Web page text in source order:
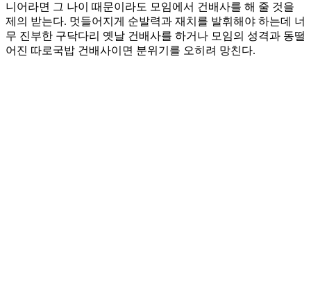
니어라면 그 나이 때문이라도 모임에서 건배사를 해 줄 것을
제의 받는다. 멋들어지게 순발력과 재치를 발휘해야 하는데 너
무 진부한 구닥다리 옛날 건배사를 하거나 모임의 성격과 동떨
어진 따로국밥 건배사이면 분위기를 오히려 망친다.